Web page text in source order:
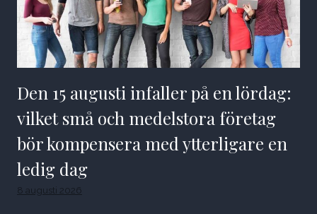
Den 15 augusti infaller på en lördag:
vilket små och medelstora företag
bör kompensera med ytterligare en
ledig dag
8 augusti 2026